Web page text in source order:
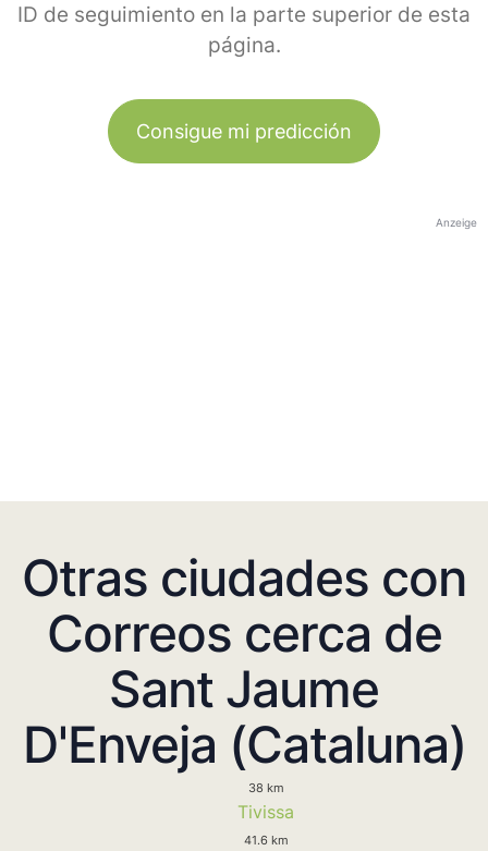
ID de seguimiento en la parte superior de esta
página.
Consigue mi predicción
Anzeige
Otras ciudades con
Correos cerca de
Sant Jaume
D'Enveja (Cataluna)
38 km
Tivissa
41.6 km